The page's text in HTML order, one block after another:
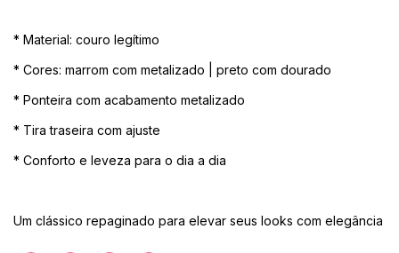
* Material: couro legítimo
* Cores: marrom com metalizado | preto com dourado
* Ponteira com acabamento metalizado
* Tira traseira com ajuste
* Conforto e leveza para o dia a dia
Um clássico repaginado para elevar seus looks com elegância